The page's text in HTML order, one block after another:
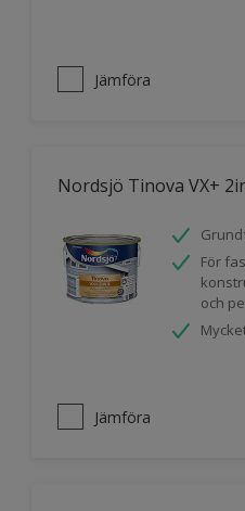
Jämföra
Nordsjö Tinova VX+
För
och
Jämföra